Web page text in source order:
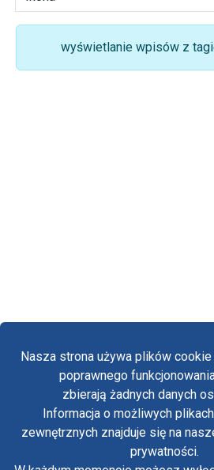
Nasza strona używa plików
poprawnego
zbierają żadnych danych
Informacja o możliwych
zewnętrznych znajduje się na
prywatności.
wyświetlanie wpisów z